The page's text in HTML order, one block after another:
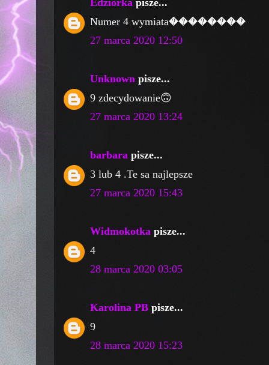
Edziorka pisze...
Numer 4 wymiata��������
27 marca 2020 12:50
Unknown pisze...
9 zdecydowanie🙃
27 marca 2020 13:24
barbara pisze...
3 lub 4 .Te sa najlepsze
27 marca 2020 15:43
Widmokotka pisze...
4
28 marca 2020 03:05
Karolina PB pisze...
9
28 marca 2020 15:23